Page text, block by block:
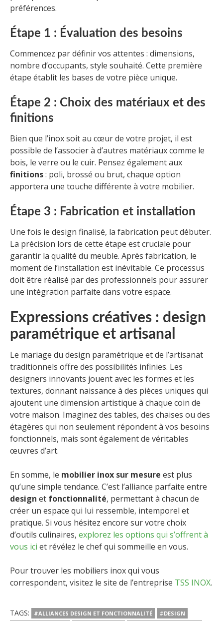
préférences.
Étape 1 : Évaluation des besoins
Commencez par définir vos attentes : dimensions,
nombre d’occupants, style souhaité. Cette première
étape établit les bases de votre pièce unique.
Étape 2 : Choix des matériaux et des
finitions
Bien que l’inox soit au cœur de votre projet, il est
possible de l’associer à d’autres matériaux comme le
bois, le verre ou le cuir. Pensez également aux
finitions: poli, brossé ou brut, chaque option
apportera une touche différente à votre mobilier.
Étape 3 : Fabrication et installation
Une fois le design finalisé, la fabrication peut débuter.
La précision lors de cette étape est cruciale pour
garantir la qualité du meuble. Après fabrication, le
moment de l’installation est inévitable. Ce processus
doit être réalisé par des professionnels pour assurer
une intégration parfaite dans votre espace.
Expressions créatives : design
paramétrique et artisanal
Le mariage du design paramétrique et de l’artisanat
traditionnels offre des possibilités infinies. Les
designers innovants jouent avec les formes et les
textures, donnant naissance à des pièces uniques qui
ajoutent une dimension artistique à chaque coin de
votre maison. Imaginez des tables, des chaises ou des
étagères qui non seulement répondent à vos besoins
fonctionnels, mais sont également de véritables
œuvres d’art.
En somme, le mobilier inox sur mesure est plus
qu’une simple tendance. C’est l’alliance parfaite entre
design et fonctionnalité, permettant à chacun de
créer un espace qui lui ressemble, intemporel et
pratique. Si vous hésitez encore sur votre choix
d’outils culinaires, explorez les options qui s’offrent à
vous ici et révélez le chef qui sommeille en vous.
Pour trouver les mobiliers inox qui vous
correspondent, visitez le site de l’entreprise TSS INOX.
TAGS: #ALLIANCES DESIGN ET FONCTIONNALITÉ
#DESIGN